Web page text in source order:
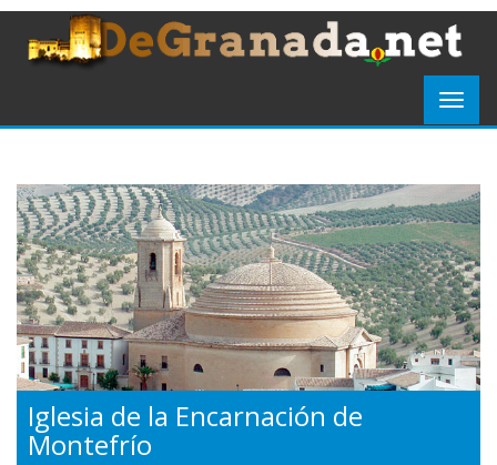
Iglesia de la Encarnación de
Montefrío